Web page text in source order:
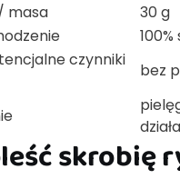
masa
30 g
czynniki
bez
skrobię